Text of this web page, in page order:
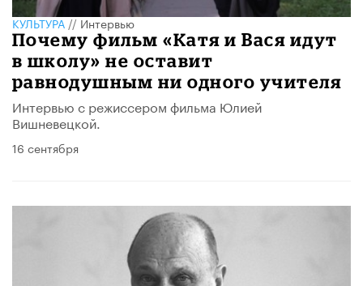
КУЛЬТУРА//Интервью
Почему фильм «Катя и Вася идут
в школу» не оставит
равнодушным ни одного учителя
Интервью с режиссером фильма Юлией
Вишневецкой.
16 сентября